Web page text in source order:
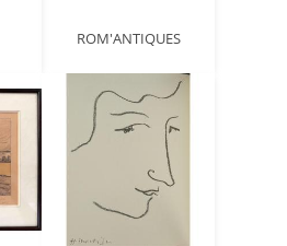
ROM'ANTIQUES